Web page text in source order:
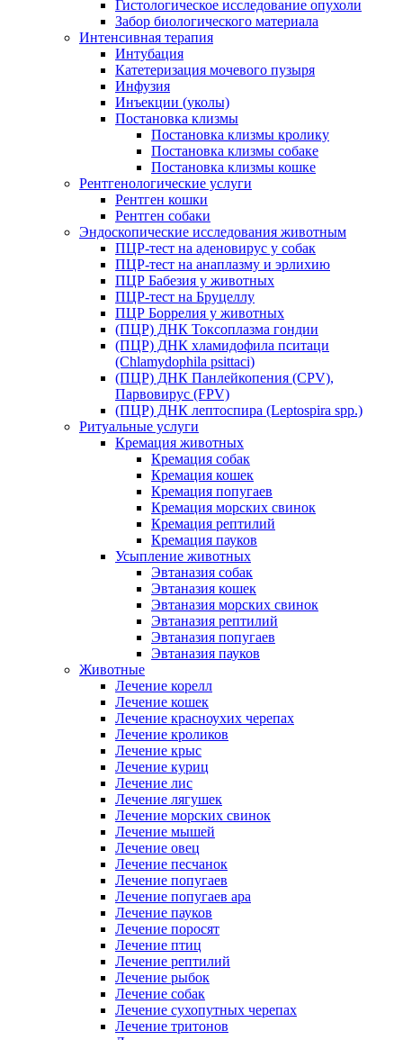
Гистологическое исследование опухоли
Забор биологического материала
Интенсивная терапия
Интубация
Катетеризация мочевого пузыря
Инфузия
Инъекции (уколы)
Постановка клизмы
Постановка клизмы кролику
Постановка клизмы собаке
Постановка клизмы кошке
Рентгенологические услуги
Рентген кошки
Рентген собаки
Эндоскопические исследования животным
ПЦР-тест на аденовирус у собак
ПЦР-тест на анаплазму и эрлихию
ПЦР Бабезия у животных
ПЦР-тест на Бруцеллу
ПЦР Боррелия у животных
(ПЦР) ДНК Токсоплазма гондии
(ПЦР) ДНК хламидофила пситаци
(Chlamydophila psittaci)
(ПЦР) ДНК Панлейкопения (CPV),
Парвовирус (FPV)
(ПЦР) ДНК лептоспира (Leptospira spp.)
Ритуальные услуги
Кремация животных
Кремация собак
Кремация кошек
Кремация попугаев
Кремация морских свинок
Кремация рептилий
Кремация пауков
Усыпление животных
Эвтаназия собак
Эвтаназия кошек
Эвтаназия морских свинок
Эвтаназия рептилий
Эвтаназия попугаев
Эвтаназия пауков
Животные
Лечение корелл
Лечение кошек
Лечение красноухих черепах
Лечение кроликов
Лечение крыс
Лечение куриц
Лечение лис
Лечение лягушек
Лечение морских свинок
Лечение мышей
Лечение овец
Лечение песчанок
Лечение попугаев
Лечение попугаев ара
Лечение пауков
Лечение поросят
Лечение птиц
Лечение рептилий
Лечение рыбок
Лечение собак
Лечение сухопутных черепах
Лечение тритонов